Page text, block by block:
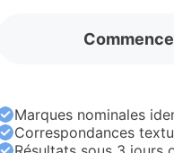
Marques nominales
Correspondances